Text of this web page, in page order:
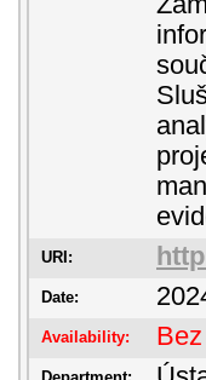
URI:
Date:
Availability: